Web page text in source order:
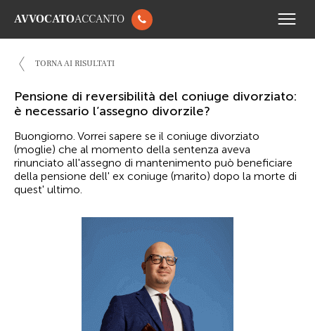
AVVOCATOACCANTO
TORNA AI RISULTATI
Pensione di reversibilità del coniuge divorziato:
è necessario l’assegno divorzile?
Buongiorno. Vorrei sapere se il coniuge divorziato
(moglie) che al momento della sentenza aveva
rinunciato all'assegno di mantenimento può beneficiare
della pensione dell' ex coniuge (marito) dopo la morte di
quest' ultimo.